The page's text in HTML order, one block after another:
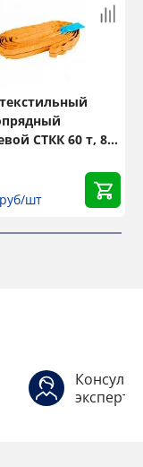
СТКК 60 т, 8,5
руб/шт